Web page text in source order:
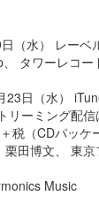
（水） レーベ
タワーレコ
日（水）
リーミング配信
（CDパッケ
田博文、 東京
Music